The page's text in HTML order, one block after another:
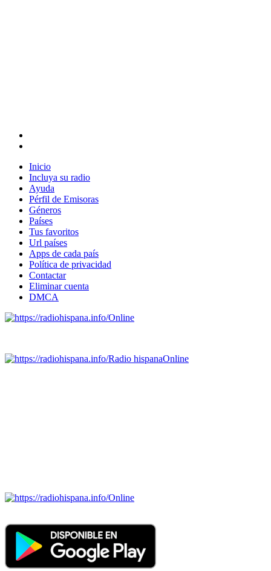
Inicio
Incluya su radio
Ayuda
Pérfil de Emisoras
Géneros
Países
Tus favoritos
Url países
Apps de cada país
Política de privacidad
Contactar
Eliminar cuenta
DMCA
Online
Radio hispanaOnline
Online